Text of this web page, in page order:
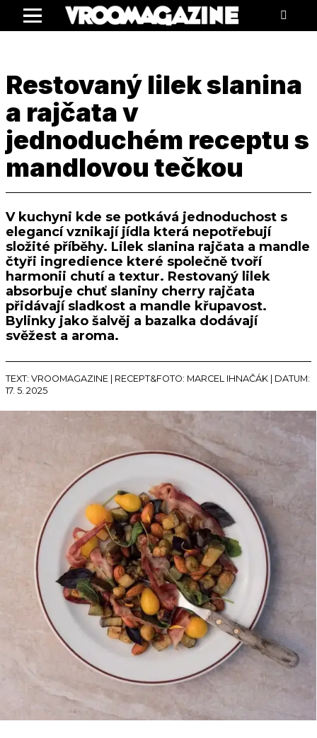
Menu
Restovaný lilek slanina
a rajčata v
jednoduchém receptu s
mandlovou tečkou
V kuchyni kde se potkává jednoduchost s
elegancí vznikají jídla která nepotřebují
složité příběhy. Lilek slanina rajčata a mandle
čtyři ingredience které společně tvoří
harmonii chutí a textur. Restovaný lilek
absorbuje chuť slaniny cherry rajčata
přidávají sladkost a mandle křupavost.
Bylinky jako šalvěj a bazalka dodávají
svěžest a aroma.
TEXT: VROOMAGAZINE | RECEPT&FOTO: MARCEL IHNAČÁK | DATUM:
17. 5. 2025